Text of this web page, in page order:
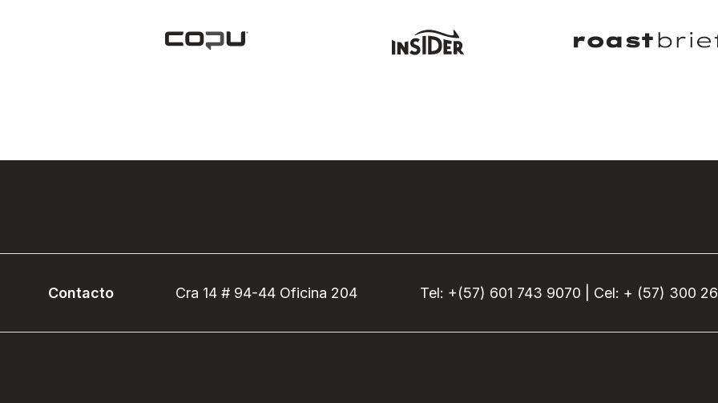
Contacto Cra 14 # 94-44 Oficina 204 Tel: +(57) 601 743 9070 | Cel: + (57) 300